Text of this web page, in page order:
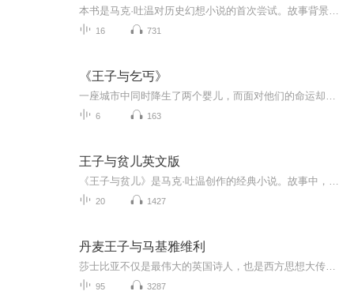
16 731
《王子与乞丐》
6 163
王子与贫儿英文版
20 1427
丹麦王子与马基雅维利
95 3287